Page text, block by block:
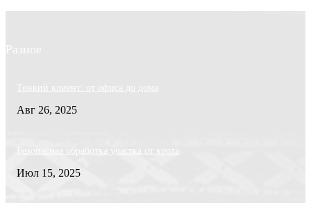
Разное
Тонкий клиент: от офиса до дома
Авг 26, 2025
Безопасная обработка участка от крота
Июл 15, 2025